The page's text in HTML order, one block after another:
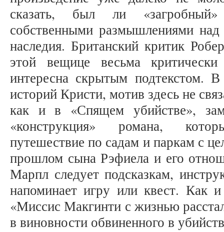
сказать, был ли
собственными размышлениями над
наследия. Британский критик
этой вещице весьма
интересна скрытым подтекстом.
историй Кристи, мотив здесь не
как и в «Спящем убийстве»,
«конструкция» романа,
путешествие по садам и паркам с
прошлом сына Рэфиела и его
Марпл следует подсказкам,
напоминает игру или квест. Как
«Миссис Макгинти с жизнью
в виновности обвиненного в